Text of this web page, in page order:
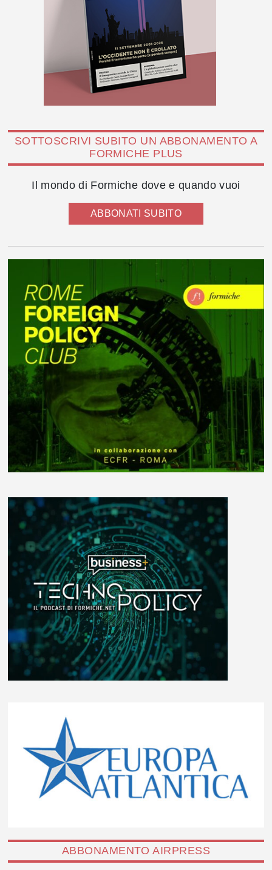
SOTTOSCRIVI SUBITO UN ABBONAMENTO A
FORMICHE PLUS
Il mondo di Formiche dove e quando vuoi
ABBONATI SUBITO
ABBONAMENTO AIRPRESS